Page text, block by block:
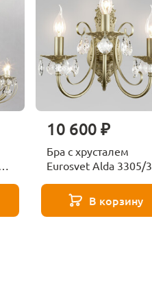
10 600 ₽
Бра с хрусталем
Eurosvet Alda 3305/3
В корзину